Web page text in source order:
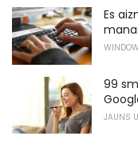
Es
99
JAUNS